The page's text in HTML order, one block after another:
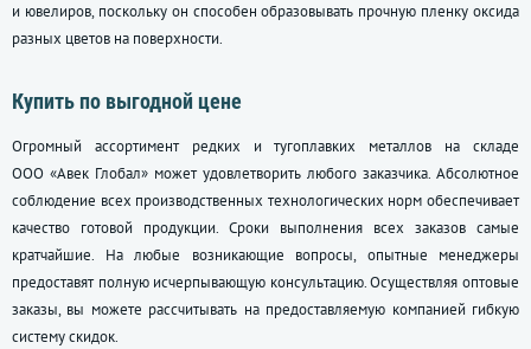
и ювелиров, поскольку он способен образовывать прочную пленку оксида
разных цветов на поверхности.
Купить по выгодной цене
Огромный ассортимент редких и тугоплавких металлов на складе
ООО «Авек Глобал» может удовлетворить любого заказчика. Абсолютное
соблюдение всех производственных технологических норм обеспечивает
качество готовой продукции. Сроки выполнения всех заказов самые
кратчайшие. На любые возникающие вопросы, опытные менеджеры
предоставят полную исчерпывающую консультацию. Осуществляя оптовые
заказы, вы можете рассчитывать на предоставляемую компанией гибкую
систему скидок.